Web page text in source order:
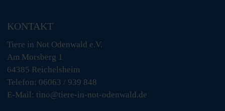
KONTAKT
Tiere in Not Odenwald e.V.
Am Morsberg 1
64385 Reichelsheim
Telefon: 06063 / 939 848
E-Mail: tino@tiere-in-not-odenwald.de